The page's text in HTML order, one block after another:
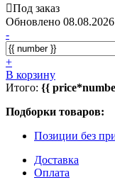
Под заказ
Обновлено 08.08.2026
-
+
В корзину
Итого: {{
Подборки товаров:
Позиции без
Доставка
Оплата